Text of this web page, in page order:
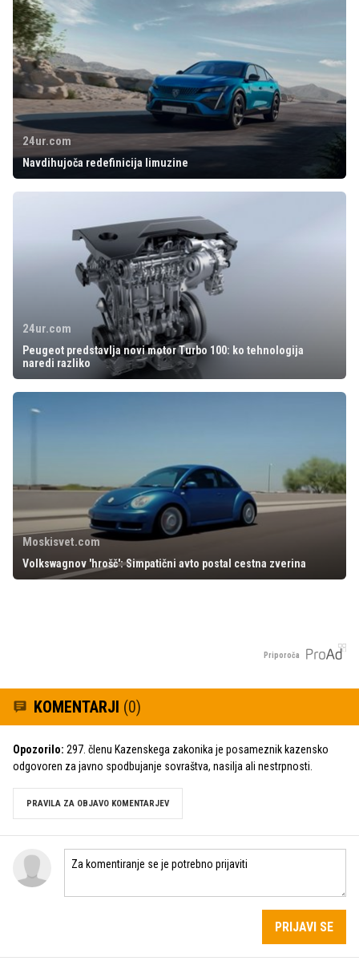
24ur.com
Navdihujoča redefinicija limuzine
24ur.com
Peugeot predstavlja novi motor Turbo 100: ko tehnologija
naredi razliko
Moskisvet.com
Volkswagnov 'hrošč': Simpatični avto postal cestna zverina
Priporoča
KOMENTARJI (0)
Opozorilo: 297. členu Kazenskega zakonika je posameznik kazensko
odgovoren za javno spodbujanje sovraštva, nasilja ali nestrpnosti.
PRAVILA ZA OBJAVO KOMENTARJEV
PRIJAVI SE